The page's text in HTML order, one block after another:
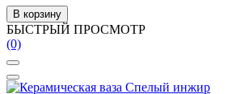
В корзину
БЫСТРЫЙ ПРОСМОТР
(0)